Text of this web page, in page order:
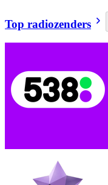
Top radiozenders